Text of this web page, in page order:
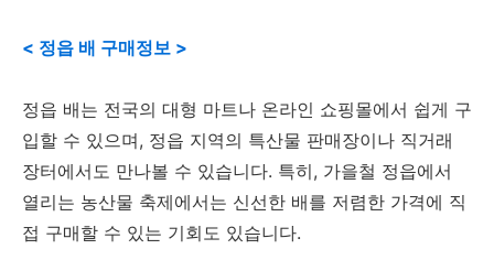
< 정읍 배 구매정보 >
정읍 배는 전국의 대형 마트나 온라인 쇼핑몰에서 쉽게 구
입할 수 있으며, 정읍 지역의 특산물 판매장이나 직거래
장터에서도 만나볼 수 있습니다. 특히, 가을철 정읍에서
열리는 농산물 축제에서는 신선한 배를 저렴한 가격에 직
접 구매할 수 있는 기회도 있습니다.